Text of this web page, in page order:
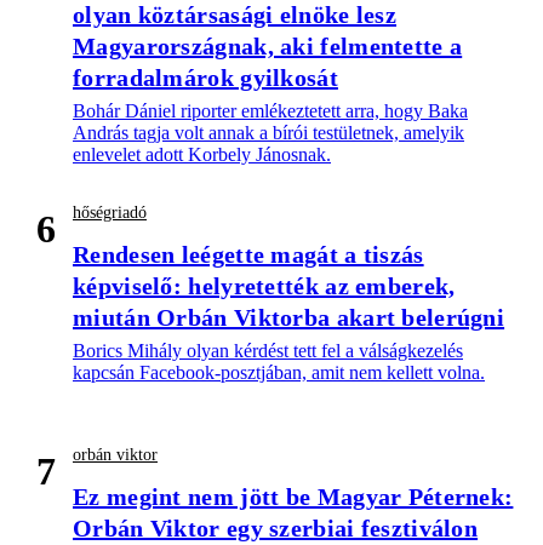
olyan köztársasági elnöke lesz
Magyarországnak, aki felmentette a
forradalmárok gyilkosát
Bohár Dániel riporter emlékeztetett arra, hogy Baka
András tagja volt annak a bírói testületnek, amelyik
enlevelet adott Korbely Jánosnak.
6 hőségriadó
Rendesen leégette magát a tiszás
képviselő: helyretették az emberek,
miután Orbán Viktorba akart belerúgni
Borics Mihály olyan kérdést tett fel a válságkezelés
kapcsán Facebook-posztjában, amit nem kellett volna.
7 orbán viktor
Ez megint nem jött be Magyar Péternek:
Orbán Viktor egy szerbiai fesztiválon